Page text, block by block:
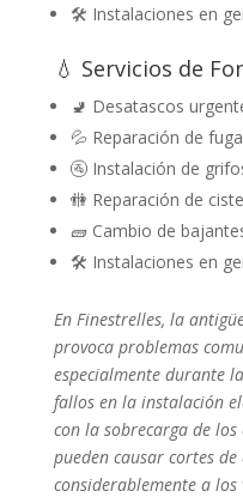
🛠️ Instalaciones en
💧 Servicios de
🚽 Desatascos
💦 Reparación de
🚰 Instalación de
🚻 Reparación de
🧱 Cambio de
🛠️ Instalaciones en
En Finestrelles, la
provoca problemas
especialmente durante
fallos en la instalación
con la sobrecarga de
pueden causar cortes
considerablemente a los